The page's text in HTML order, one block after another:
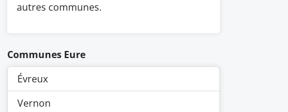
autres communes.
Communes Eure
Évreux
Vernon